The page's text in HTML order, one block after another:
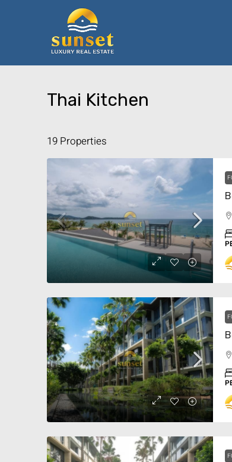
Thai Kitchen
19 Properties
$2.5M
Ultra Luxury
Thailand
ตำบลไม้ขาว, อำเ
ประเทศไทย
10
SEA FRONT,